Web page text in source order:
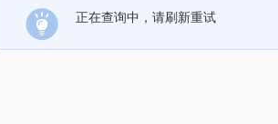
正在查询中，请刷新重试